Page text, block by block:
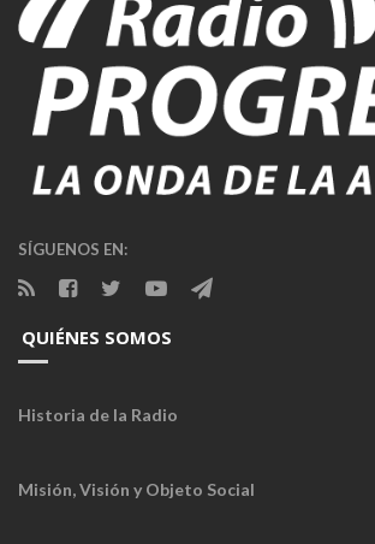
SÍGUENOS EN:
QUIÉNES SOMOS
Historia de la Radio
Misión, Visión y Objeto Social